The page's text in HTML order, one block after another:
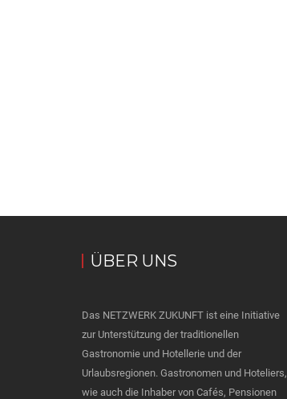
ÜBER UNS
Das NETZWERK ZUKUNFT ist eine Initiative
zur Unterstützung der traditionellen
Gastronomie und Hotellerie und der
Urlaubsregionen. Gastronomen und Hoteliers,
wie auch die Inhaber von Cafés, Pensionen